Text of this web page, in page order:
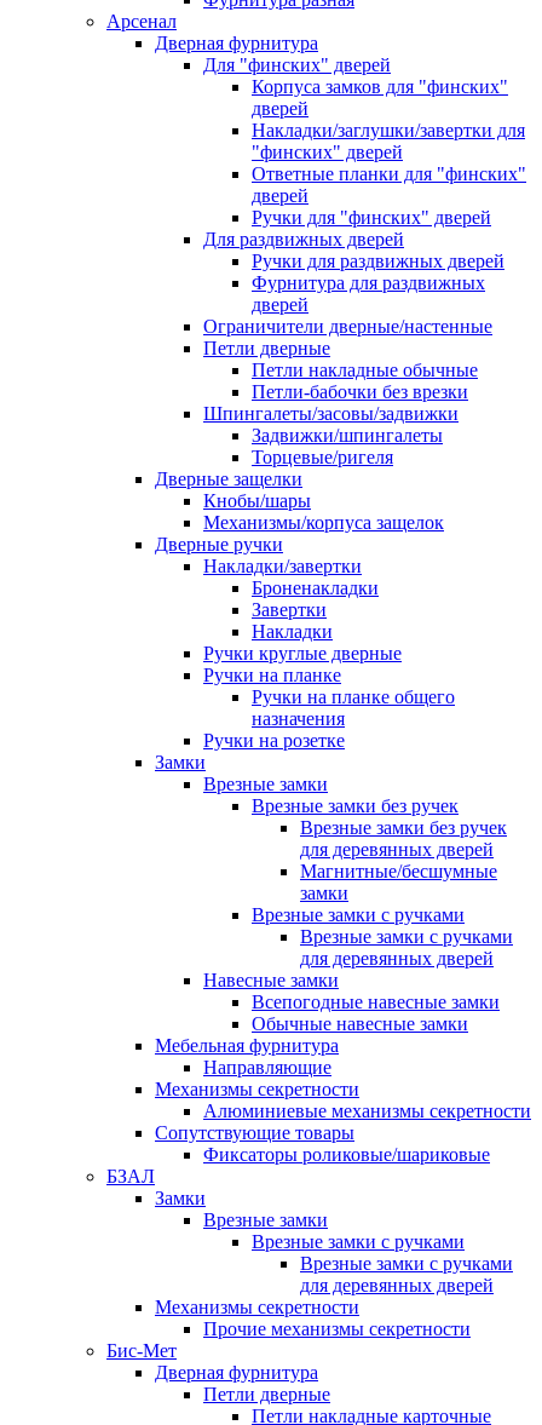
Арсенал
Дверная фурнитура
Для "финских" дверей
Корпуса замков для "финских"
дверей
Накладки/заглушки/завертки для
"финских" дверей
Ответные планки для "финских"
дверей
Ручки для "финских" дверей
Для раздвижных дверей
Ручки для раздвижных дверей
Фурнитура для раздвижных
дверей
Ограничители дверные/настенные
Петли дверные
Петли накладные обычные
Петли-бабочки без врезки
Шпингалеты/засовы/задвижки
Задвижки/шпингалеты
Торцевые/ригеля
Дверные защелки
Кнобы/шары
Механизмы/корпуса защелок
Дверные ручки
Накладки/завертки
Броненакладки
Завертки
Накладки
Ручки круглые дверные
Ручки на планке
Ручки на планке общего
назначения
Ручки на розетке
Замки
Врезные замки
Врезные замки без ручек
Врезные замки без ручек
для деревянных дверей
Магнитные/бесшумные
замки
Врезные замки с ручками
Врезные замки с ручками
для деревянных дверей
Навесные замки
Всепогодные навесные замки
Обычные навесные замки
Мебельная фурнитура
Направляющие
Механизмы секретности
Алюминиевые механизмы секретности
Сопутствующие товары
Фиксаторы роликовые/шариковые
БЗАЛ
Замки
Врезные замки
Врезные замки с ручками
Врезные замки с ручками
для деревянных дверей
Механизмы секретности
Прочие механизмы секретности
Бис-Мет
Дверная фурнитура
Петли дверные
Петли накладные карточные